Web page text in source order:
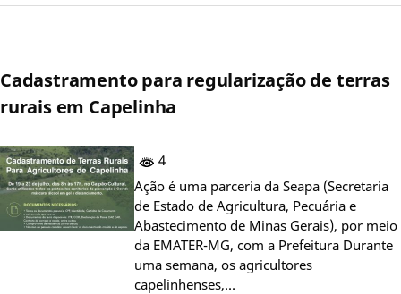
Cadastramento para regularização de terras
rurais em Capelinha
4
Ação é uma parceria da Seapa (Secretaria
de Estado de Agricultura, Pecuária e
Abastecimento de Minas Gerais), por meio
da EMATER-MG, com a Prefeitura Durante
uma semana, os agricultores
capelinhenses,…